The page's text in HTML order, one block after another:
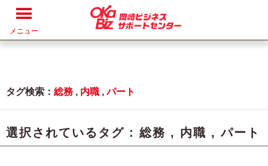
メニュー
タグ検索： 総務 , 内職 ,パート
選択されているタグ : 総務 , 内職 ,パート